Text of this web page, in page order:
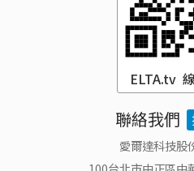
ELTA.tv
聯絡我們
愛爾達科技股